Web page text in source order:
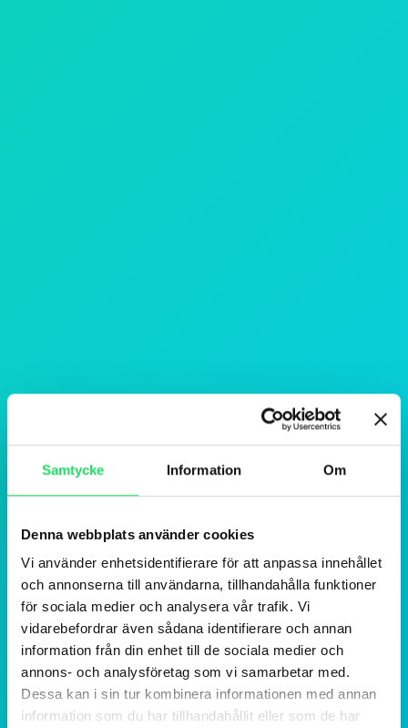
Samtycke Information Om
Denna webbplats använder cookies
Vi använder enhetsidentifierare för att anpassa innehållet
och annonserna till användarna, tillhandahålla funktioner
för sociala medier och analysera vår trafik. Vi
vidarebefordrar även sådana identifierare och annan
information från din enhet till de sociala medier och
annons- och analysföretag som vi samarbetar med.
Dessa kan i sin tur kombinera informationen med annan
information som du har tillhandahållit eller som de har